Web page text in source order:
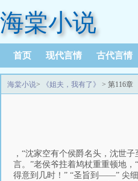
海棠小说
首页 现代言情 古代言情
海棠小说> 《姐夫，我有了》 > 第116章
，“沈家空有个侯爵名头，沈世
言。”老侯爷拄着鸠杖重重顿地
得意到几时！” “圣旨到——” 尖